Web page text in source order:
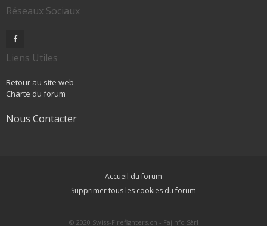
Réseaux Sociaux
Liens Utiles
Retour au site web
Charte du forum
Nous Contacter
Accueil du forum
Supprimer tous les cookies du forum
© 2020 Swiss-Firefighters.ch - Fajinfo Sàrl